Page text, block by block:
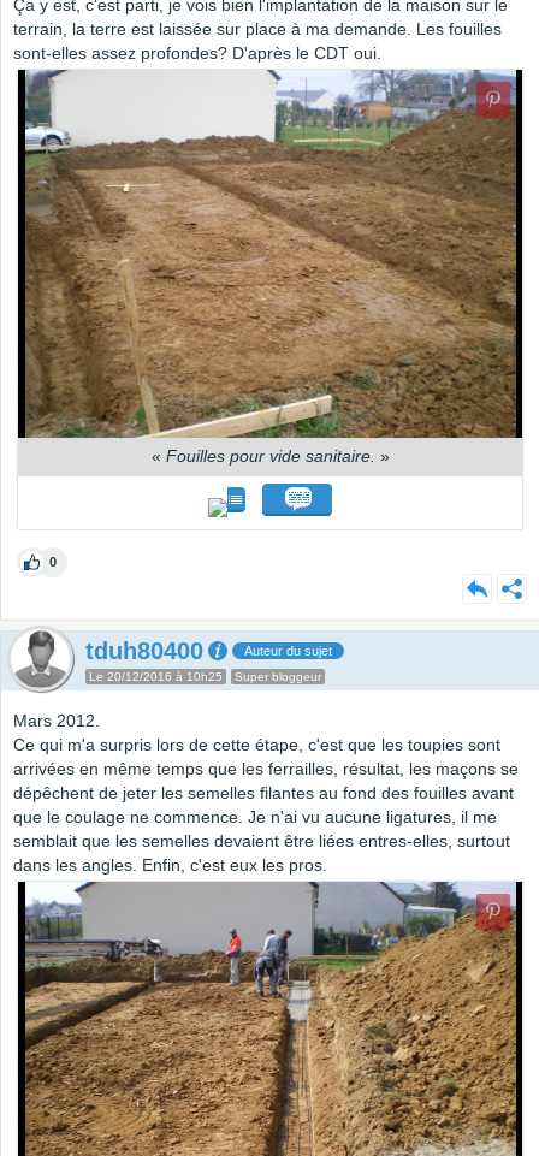
Ça y est, c'est parti, je vois bien l'implantation de la maison sur le
terrain, la terre est laissée sur place à ma demande. Les fouilles
sont-elles assez profondes? D'après le CDT oui.
« Fouilles pour vide sanitaire. »
0
tduh80400 Auteur du sujet
Le 20/12/2016 à 10h25 Super bloggeur
Mars 2012.
Ce qui m'a surpris lors de cette étape, c'est que les toupies sont
arrivées en même temps que les ferrailles, résultat, les maçons se
dépêchent de jeter les semelles filantes au fond des fouilles avant
que le coulage ne commence. Je n'ai vu aucune ligatures, il me
semblait que les semelles devaient être liées entres-elles, surtout
dans les angles. Enfin, c'est eux les pros.